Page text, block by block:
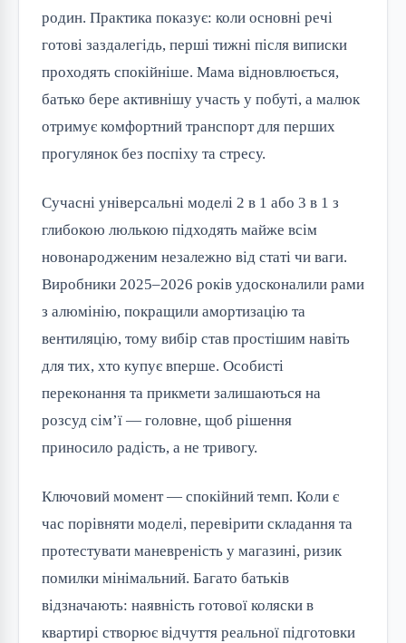
родин. Практика показує: коли основні речі
готові заздалегідь, перші тижні після виписки
проходять спокійніше. Мама відновлюється,
батько бере активнішу участь у побуті, а малюк
отримує комфортний транспорт для перших
прогулянок без поспіху та стресу.
Сучасні універсальні моделі 2 в 1 або 3 в 1 з
глибокою люлькою підходять майже всім
новонародженим незалежно від статі чи ваги.
Виробники 2025–2026 років удосконалили рами
з алюмінію, покращили амортизацію та
вентиляцію, тому вибір став простішим навіть
для тих, хто купує вперше. Особисті
переконання та прикмети залишаються на
розсуд сім’ї — головне, щоб рішення
приносило радість, а не тривогу.
Ключовий момент — спокійний темп. Коли є
час порівняти моделі, перевірити складання та
протестувати маневреність у магазині, ризик
помилки мінімальний. Багато батьків
відзначають: наявність готової коляски в
квартирі створює відчуття реальної підготовки